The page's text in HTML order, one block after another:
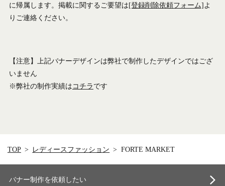
に帰属します。掲載に関するご要望は[登録削除依頼フォーム]よ
りご連絡ください。
【注意】上記バナーデザインは弊社で制作したデザインではござ
いません
※弊社の制作実績はコチラです
TOP レディースファッション FORTE MARKET
バナー制作を依頼したい